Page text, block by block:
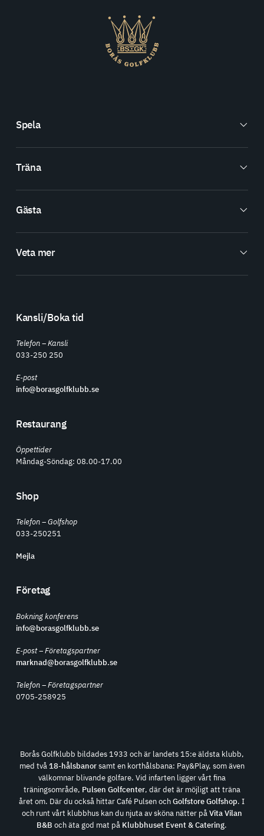
Spela
Träna
Gästa
Veta mer
Kansli/Boka tid
Telefon – Kansli
033-250 250
E-post
info@borasgolfklubb.se
Restaurang
Öppettider
Måndag-Söndag: 08.00-17.00
Shop
Telefon – Golfshop
033-250251
Mejla
Företag
Bokning konferens
info@borasgolfklubb.se
E-post – Företagspartner
marknad@borasgolfklubb.se
Telefon – Företagspartner
0705-258925
Borås Golfklubb bildades 1933 och är landets 15:e äldsta klubb,
med två18-hålsbanorsamt en korthålsbana: Pay&Play, som även
välkomnar blivande golfare. Vid infarten ligger vårt fina
träningsområde, Pulsen Golfcenter, där det är möjligt att träna
året om. Där du också hittar Café Pulsen ochGolfstore Golfshop. I
och runt vårt klubbhus kan du njuta av sköna nätter påVita Vilan
B&B och äta god mat på Klubbhuset Event & Catering.